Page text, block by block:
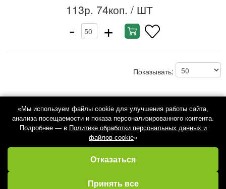
Избранное Кабинет
113р. 74коп. / ШТ
- +
Показывать:
«Мы используем файлы cookie для улучшения работы сайта,
анализа посещаемости и показа персонализированного контента.
Подробнее — в Политике обработки персональных данных и
файлов cookie»
Отказаться
Принять все